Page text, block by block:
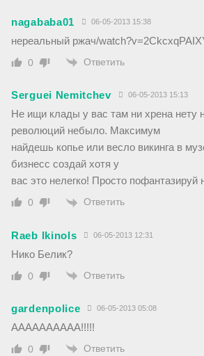
nagababa01 06-05-2013 15:38
нереальный ржач/
0 Ответить
Serguei Nemitchev 06-05-2013 15:13
Не ищи клады у вас там ни хрена нету
революций небыло. Максимум
найдешь копье или весло викинга в
бизнесс создай хотя у
вас это нелегко! Просто пофантазируй
0 Ответить
Raeb Ikinols 06-05-2013 12:31
Нико Белик?
0 Ответить
gardenpolice 06-05-2013 05:08
АААААААААА!!!!!
0 Ответить